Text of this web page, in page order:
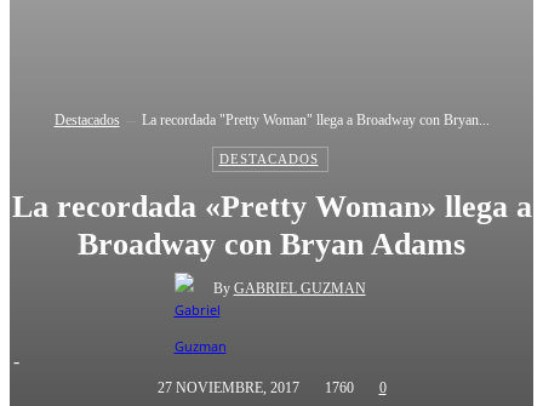
Destacados La recordada "Pretty Woman" llega a Broadway con Bryan...
DESTACADOS
La recordada «Pretty Woman» llega a
Broadway con Bryan Adams
By GABRIEL GUZMAN
-
27 NOVIEMBRE, 2017 1760 0